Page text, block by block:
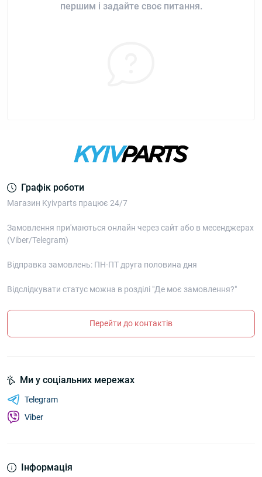
першим і задайте своє питання.
Графік роботи
Магазин Kyivparts працює 24/7
Замовлення при'маються онлайн через сайт або в месенджерах
(Viber/Telegram)
Відправка замовлень: ПН-ПТ друга половина дня
Відслідкувати статус можна в розділі "Де моє замовлення?"
Перейти до контактів
Інформація
Ми у соціальних мережах
Telegram
Viber